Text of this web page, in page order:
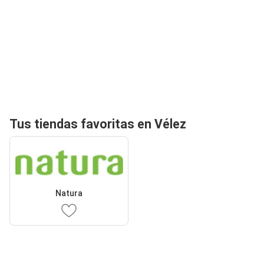
Tus tiendas favoritas en Vélez
Natura